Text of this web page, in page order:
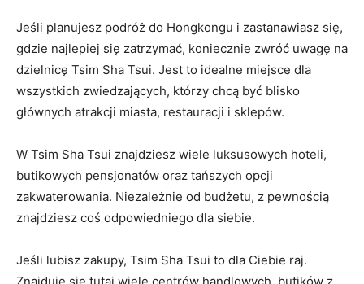
Jeśli planujesz podróż do Hongkongu i zastanawiasz się,
gdzie najlepiej się zatrzymać, koniecznie zwróć uwagę⁣ na
dzielnicę ​Tsim⁣ Sha Tsui. ⁣Jest to idealne miejsce dla
wszystkich zwiedzających,⁣ którzy chcą być ‍blisko
głównych atrakcji miasta, restauracji i sklepów.
W Tsim Sha Tsui znajdziesz wiele luksusowych hoteli, ​
butikowych pensjonatów oraz tańszych opcji
zakwaterowania. Niezależnie od budżetu, z pewnością
znajdziesz coś odpowiedniego dla siebie.
Jeśli lubisz zakupy, Tsim Sha Tsui to dla Ciebie raj.‍